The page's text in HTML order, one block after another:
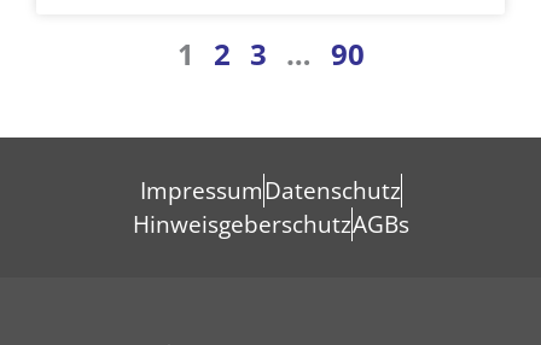
1 2 3 … 90
ImpressumDatenschutz
HinweisgeberschutzAGBs